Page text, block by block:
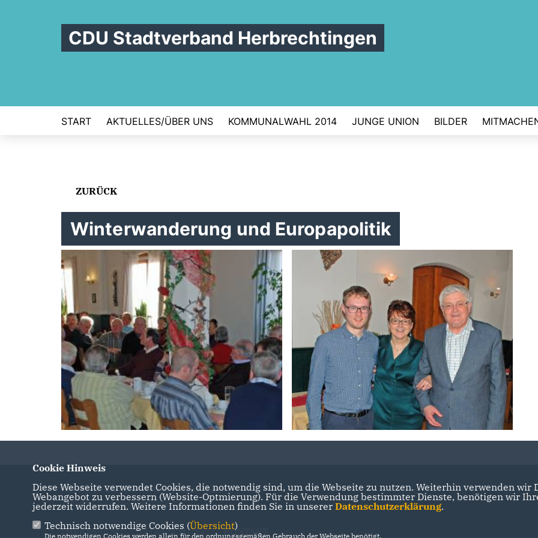
CDU Stadtverband Herbrechtingen
START AKTUELLES/ÜBER UNS KOMMUNALWAHL 2014 JUNGE UNION BILDER
ZURÜCK
Winterwanderung und Europapolitik
Homepage der CDU Herbrechtingen und der
Jungen Union Herbrechtingen
IMPRESSUM DATENSCHUTZ KONTAKT
Cookie Hinweis
Diese Webseite verwendet Cookies, die notwendig sind, um die Webseite zu nutzen. Weiterhin verwenden
Webangebot zu verbessern (Website-Optmierung). Für die Verwendung bestimmter Dienste, benötigen wir
jederzeit widerrufen. Weitere Informationen finden Sie in unserer Datenschutzerklärung.
Technisch notwendige Cookies (Übersicht)
Die notwendigen Cookies werden allein für den ordnungsgemäßen Gebrauch der Webseite benötigt.